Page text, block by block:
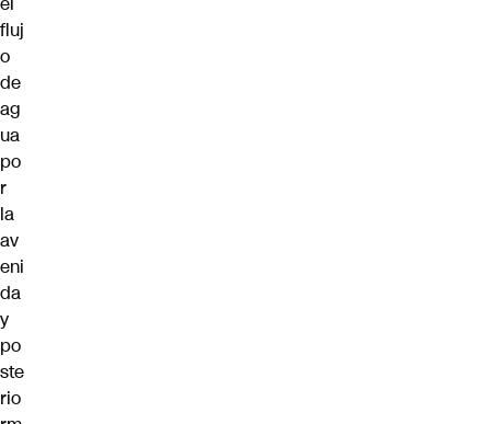
fluj
o
de
ag
ua
po
r
la
av
eni
da
y
po
ste
rio